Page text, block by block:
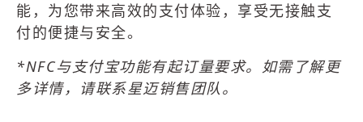
能，为您带来高效的支付体验，享受无接触支
付的便捷与安全。
*NFC与支付宝功能有起订量要求。如需了解更
多详情，请联系星迈销售团队。